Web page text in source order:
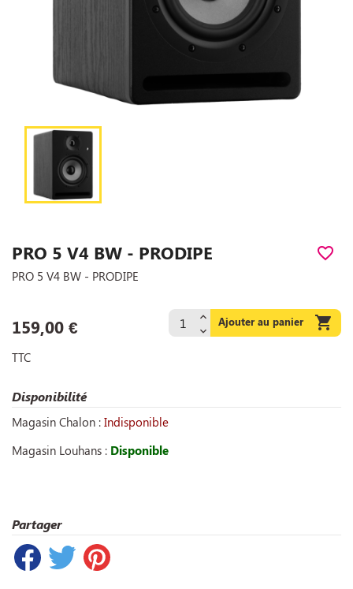
PRO 5 V4 BW - PRODIPE favorite_border
PRO 5 V4 BW - PRODIPE
159,00 € Ajouter au panier 
TTC
Disponibilité
Magasin Chalon : Indisponible
Magasin Louhans : Disponible
Partager